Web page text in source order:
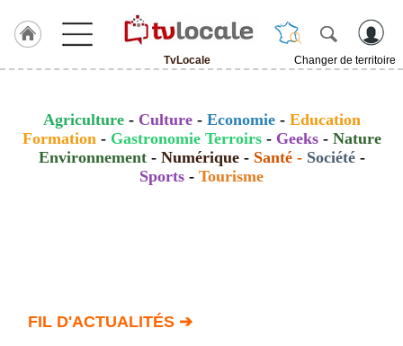
TvLocale
Changer de territoire
ACCUEIL
TvLocale
Agriculture- Culture - Economie- Education
Formation- Gastronomie Terroirs- Geeks- Nature
Environnement- Numérique- Santé- Société-
Sports - Tourisme
FIL D'ACTUALITÉS ➔